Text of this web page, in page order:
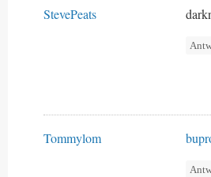
StevePeats
Tommylom